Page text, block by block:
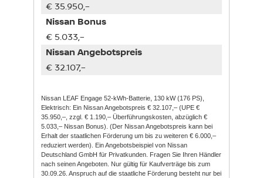
€ 35.950,–
Nissan Bonus
€ 5.033,–
Nissan Angebotspreis
€ 32.107,–
Nissan LEAF Engage 52-kWh-Batterie, 130 kW (176 PS),
Elektrisch: Ein Nissan Angebotspreis € 32.107,– (UPE €
35.950,–, zzgl. € 1.190,– Überführungskosten, abzüglich €
5.033,– Nissan Bonus). (Der Nissan Angebotspreis kann bei
Erhalt der staatlichen Förderung um bis zu weiteren € 6.000,–
reduziert werden). Ein Angebotsbeispiel von Nissan
Deutschland GmbH für Privatkunden. Fragen Sie Ihren Händler
nach seinen Angeboten. Nur gültig für Kaufverträge bis zum
30.09.26. Anspruch auf die staatliche Förderung besteht nur bei